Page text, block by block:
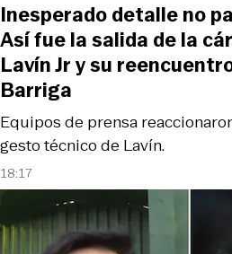
18:17
Equipos de prensa
gesto técnico de Lavín.
Inesperado detalle no
Así fue la salida de la
Lavín Jr y su
Barriga